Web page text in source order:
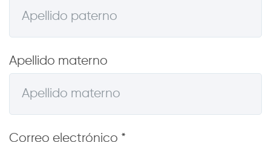
Apellido materno
Correo electrónico *